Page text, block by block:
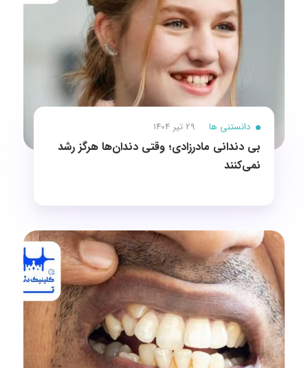
دانستنی ها 29 تیر 1404
بی دندانی مادرزادی؛ وقتی دندان‌ها هرگز رشد
نمی‌کنند